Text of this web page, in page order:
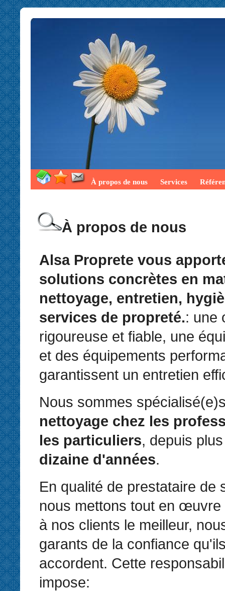
À propos de nous Services
À propos de nous
Alsa Proprete vous
solutions concrètes en
nettoyage, entretien,
services de propreté.: une
rigoureuse et fiable, une
et des équipements
garantissent un entretien
Nous sommes
nettoyage chez les
les particuliers, depuis
dizaine d'années.
En qualité de prestataire de
nous mettons tout en œuvre
à nos clients le meilleur,
garants de la confiance
accordent. Cette
impose: